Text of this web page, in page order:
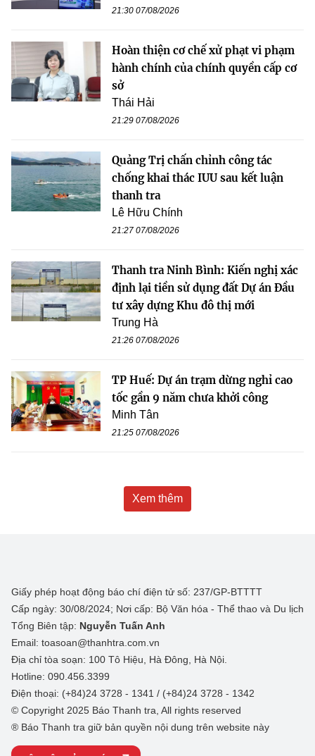
21:30 07/08/2026
Hoàn thiện cơ chế xử phạt vi phạm
hành chính của chính quyền cấp cơ
sở
Thái Hải
21:29 07/08/2026
Quảng Trị chấn chỉnh công tác
chống khai thác IUU sau kết luận
thanh tra
Lê Hữu Chính
21:27 07/08/2026
Thanh tra Ninh Bình: Kiến nghị xác
định lại tiền sử dụng đất Dự án Đầu
tư xây dựng Khu đô thị mới
Trung Hà
21:26 07/08/2026
TP Huế: Dự án trạm dừng nghỉ cao
tốc gần 9 năm chưa khởi công
Minh Tân
21:25 07/08/2026
Xem thêm
Giấy phép hoạt động báo chí điện tử số: 237/GP-BTTTT
Cấp ngày: 30/08/2024; Nơi cấp: Bộ Văn hóa - Thể thao và Du lịch
Tổng Biên tập: Nguyễn Tuấn Anh
Email: toasoan@thanhtra.com.vn
Địa chỉ tòa soạn: 100 Tô Hiệu, Hà Đông, Hà Nội.
Hotline: 090.456.3399
Điện thoại: (+84)24 3728 - 1341 / (+84)24 3728 - 1342
© Copyright 2025 Báo Thanh tra, All rights reserved
® Báo Thanh tra giữ bản quyền nội dung trên website này